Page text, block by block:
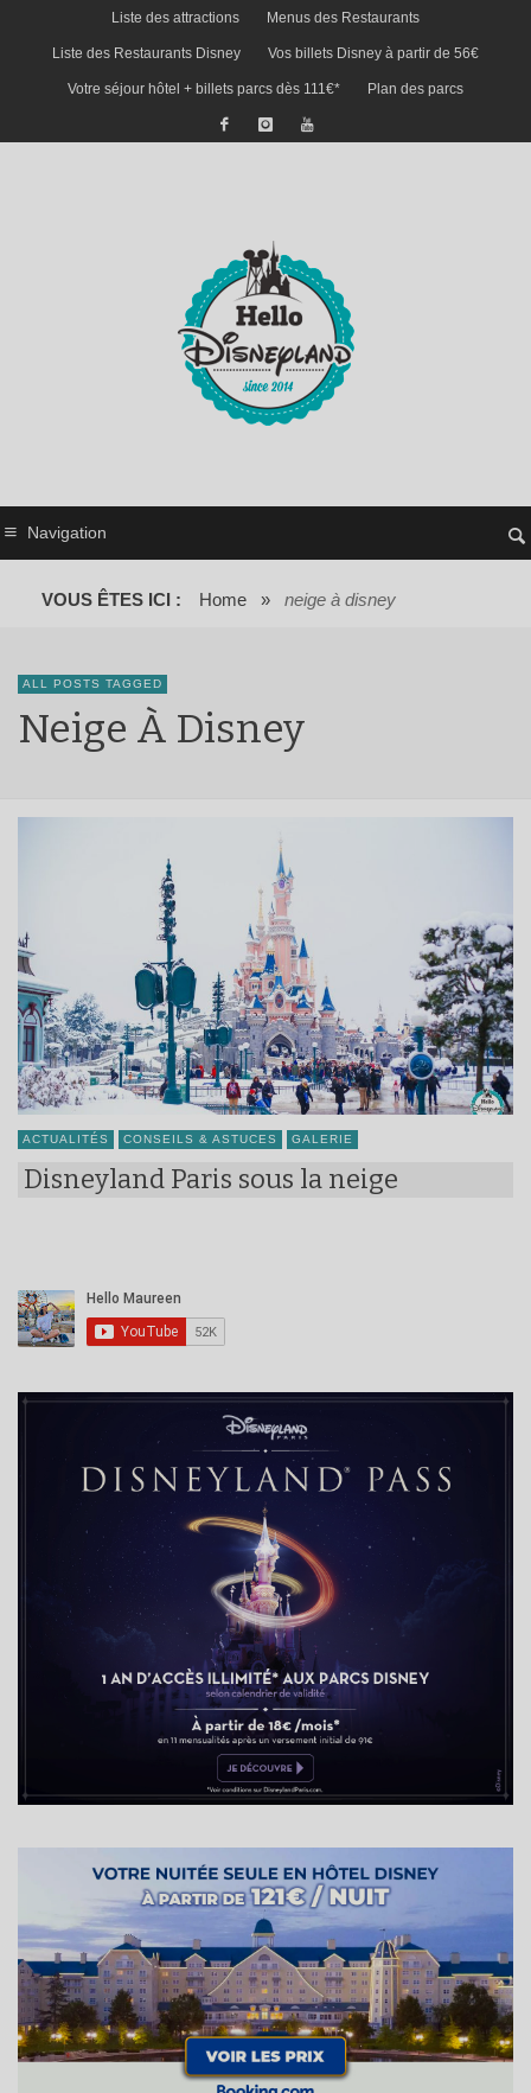
Liste des attractions Menus des Restaurants
Liste des Restaurants Disney Vos billets Disney à partir de 56€
Votre séjour hôtel + billets parcs dès 111€* Plan des parcs
Navigation
VOUS ÊTES ICI : Home » neige à disney
ALL POSTS TAGGED
Neige À Disney
ACTUALITÉS CONSEILS & ASTUCES GALERIE
Disneyland Paris sous la neige